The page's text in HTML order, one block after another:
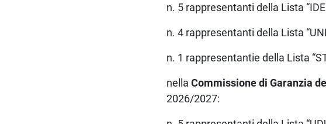
n. 5 rappresentanti della Lista
n. 4 rappresentanti della Lista
n. 1 rappresentantie della Lista
nellaCommissione di Garanzia
2026/2027: